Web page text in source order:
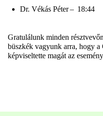
Dr. Vékás Péter – 18:44
Gratulálunk minden
büszkék vagyunk arra, hogy a
képviseltette magát az